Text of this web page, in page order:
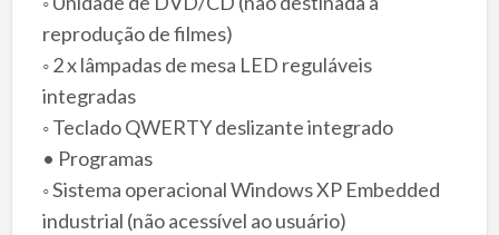
reprodução de filmes)
◦ 2 x lâmpadas de mesa LED reguláveis ​​
integradas
◦ Teclado QWERTY deslizante integrado
• Programas
◦ Sistema operacional Windows XP Embedded
industrial (não acessível ao usuário)